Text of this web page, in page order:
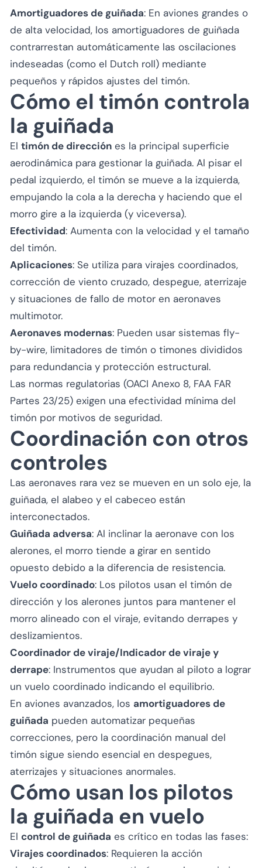
Amortiguadores de guiñada: En aviones grandes o
de alta velocidad, los amortiguadores de guiñada
contrarrestan automáticamente las oscilaciones
indeseadas (como el Dutch roll) mediante
pequeños y rápidos ajustes del timón.
Cómo el timón controla
la guiñada
El timón de dirección es la principal superficie
aerodinámica para gestionar la guiñada. Al pisar el
pedal izquierdo, el timón se mueve a la izquierda,
empujando la cola a la derecha y haciendo que el
morro gire a la izquierda (y viceversa).
Efectividad: Aumenta con la velocidad y el tamaño
del timón.
Aplicaciones: Se utiliza para virajes coordinados,
corrección de viento cruzado, despegue, aterrizaje
y situaciones de fallo de motor en aeronaves
multimotor.
Aeronaves modernas: Pueden usar sistemas fly-
by-wire, limitadores de timón o timones divididos
para redundancia y protección estructural.
Las normas regulatorias (OACI Anexo 8, FAA FAR
Partes 23/25) exigen una efectividad mínima del
timón por motivos de seguridad.
Coordinación con otros
controles
Las aeronaves rara vez se mueven en un solo eje, la
guiñada, el alabeo y el cabeceo están
interconectados.
Guiñada adversa: Al inclinar la aeronave con los
alerones, el morro tiende a girar en sentido
opuesto debido a la diferencia de resistencia.
Vuelo coordinado: Los pilotos usan el timón de
dirección y los alerones juntos para mantener el
morro alineado con el viraje, evitando derrapes y
deslizamientos.
Coordinador de viraje/Indicador de viraje y
derrape: Instrumentos que ayudan al piloto a lograr
un vuelo coordinado indicando el equilibrio.
En aviones avanzados, los amortiguadores de
guiñada pueden automatizar pequeñas
correcciones, pero la coordinación manual del
timón sigue siendo esencial en despegues,
aterrizajes y situaciones anormales.
Cómo usan los pilotos
la guiñada en vuelo
El control de guiñada es crítico en todas las fases:
Virajes coordinados: Requieren la acción